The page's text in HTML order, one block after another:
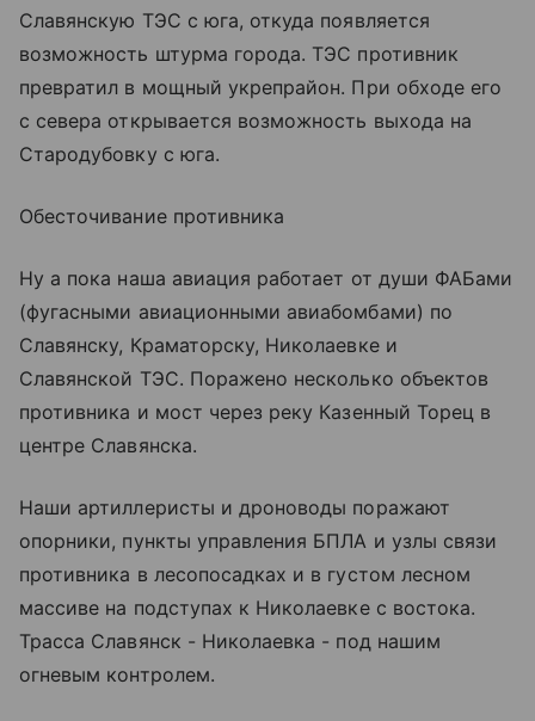
Славянскую ТЭС с юга, откуда появляется
возможность штурма города. ТЭС противник
превратил в мощный укрепрайон. При обходе его
с севера открывается возможность выхода на
Стародубовку с юга.
Обесточивание противника
Ну а пока наша авиация работает от души ФАБами
(фугасными авиационными авиабомбами) по
Славянску, Краматорску, Николаевке и
Славянской ТЭС. Поражено несколько объектов
противника и мост через реку Казенный Торец в
центре Славянска.
Наши артиллеристы и дроноводы поражают
опорники, пункты управления БПЛА и узлы связи
противника в лесопосадках и в густом лесном
массиве на подступах к Николаевке с востока.
Трасса Славянск - Николаевка - под нашим
огневым контролем.